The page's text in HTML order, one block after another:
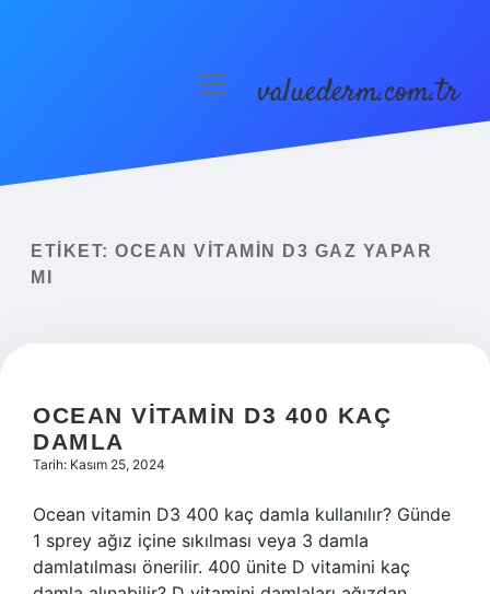
Yasal Uyarı
menüyüvaluederm.com.tr
ETIKET: OCEAN VITAMIN D3 GAZ YAPAR
MI
OCEAN VITAMIN D3 400 KAÇ
DAMLA
Tarih: Kasım 25, 2024
Ocean vitamin D3 400 kaç damla kullanılır? Günde
1 sprey ağız içine sıkılması veya 3 damla
damlatılması önerilir. 400 ünite D vitamini kaç